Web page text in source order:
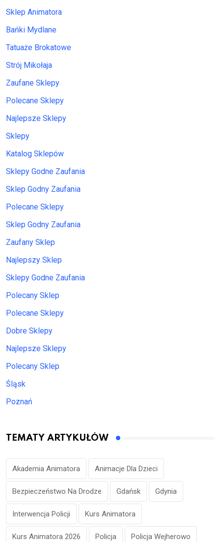
Sklep Animatora
Bańki Mydlane
Tatuaże Brokatowe
Strój Mikołaja
Zaufane Sklepy
Polecane Sklepy
Najlepsze Sklepy
Sklepy
Katalog Sklepów
Sklepy Godne Zaufania
Sklep Godny Zaufania
Polecane Sklepy
Sklep Godny Zaufania
Zaufany Sklep
Najlepszy Sklep
Sklepy Godne Zaufania
Polecany Sklep
Polecane Sklepy
Dobre Sklepy
Najlepsze Sklepy
Polecany Sklep
Śląsk
Poznań
TEMATY ARTYKUŁÓW
Akademia Animatora Animacje Dla Dzieci
Bezpieczeństwo Na Drodze Gdańsk Gdynia
Interwencja Policji Kurs Animatora
Kurs Animatora 2026 Policja Policja Wejherowo